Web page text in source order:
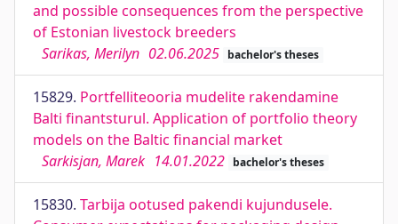
and possible consequences from the perspective
of Estonian livestock breeders
Sarikas, Merilyn 02.06.2025 bachelor's theses
15829. Portfelliteooria mudelite rakendamine
Balti finantsturul. Application of portfolio theory
models on the Baltic financial market
Sarkisjan, Marek 14.01.2022 bachelor's theses
15830. Tarbija ootused pakendi kujundusele.